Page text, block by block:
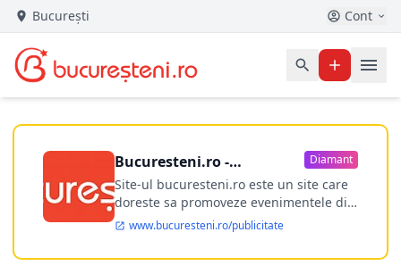
București Cont
Bucuresteni.ro -
publicitate online
Diamant
Site-ul bucuresteni.ro este un site care
doreste sa promoveze evenimentele din
Bucuresti si nu numai, sa puna la
dispozitia utilizatorului cea mai
performanta harta electronica a
www.bucuresteni.ro/publicitate